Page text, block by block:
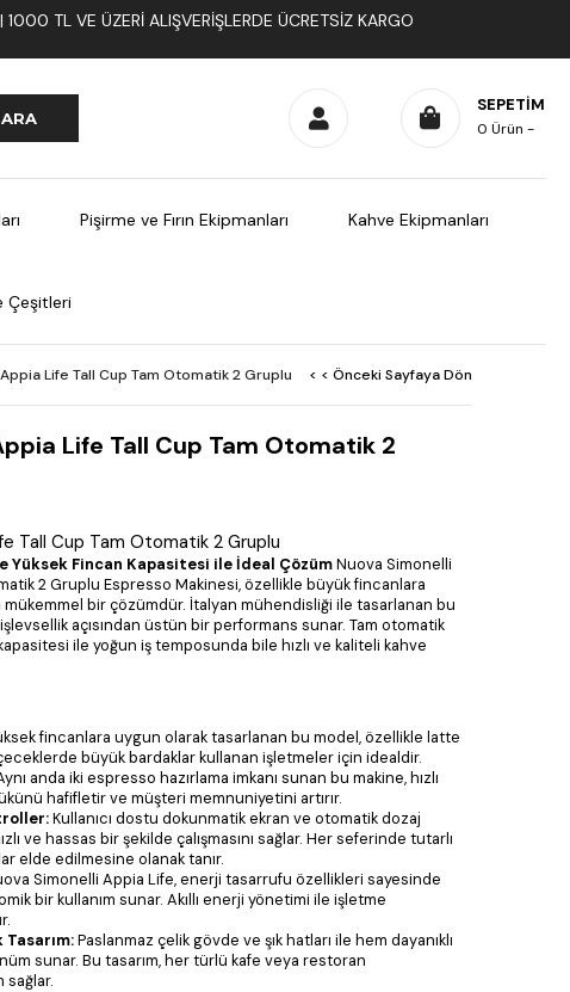
TL VE ÜZERI ALIŞVERIŞLERDE ÜCRETSIZ KARGO
SEPETIM
0 Ürün
Pişirme ve Fırın Ekipmanları Kahve Ekipmanları
Çeşitleri
Life Tall Cup Tam Otomatik 2 Gruplu < < Önceki Sayfaya Dön
Life Tall Cup Tam Otomatik 2
Tall Cup Tam Otomatik 2 Gruplu
Yüksek Fincan Kapasitesi ile İdeal ÇözümNuova Simonelli
2 Gruplu Espresso Makinesi, özellikle büyük fincanlara
bir çözümdür. İtalyan mühendisliği ile tasarlanan bu
açısından üstün bir performans sunar. Tam otomatik
ile yoğun iş temposunda bile hızlı ve kaliteli kahve
fincanlara uygun olarak tasarlanan bu model, özellikle latte
büyük bardaklar kullanan işletmeler için idealdir.
anda iki espresso hazırlama imkanı sunan bu makine, hızlı
hafifletir ve müşteri memnuniyetini artırır.
Kullanıcı dostu dokunmatik ekran ve otomatik dozaj
ve hassas bir şekilde çalışmasını sağlar. Her seferinde tutarlı
elde edilmesine olanak tanır.
Simonelli Appia Life, enerji tasarrufu özellikleri sayesinde
bir kullanım sunar. Akıllı enerji yönetimi ile işletme
Tasarım:Paslanmaz çelik gövde ve şık hatları ile hem dayanıklı
sunar. Bu tasarım, her türlü kafe veya restoran
sağlar.